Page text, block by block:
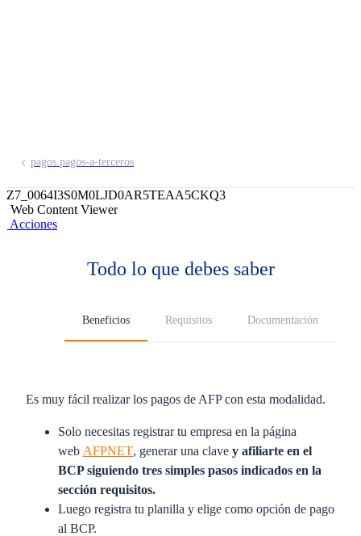
pagos.pagos-a-terceros
Z7_0064I3S0M0LJD0AR5TEAA5CKQ3
Web Content Viewer
Acciones
Todo lo que debes saber
Beneficios Requisitos Documentación
Es muy fácil realizar los pagos de AFP con esta modalidad.
Solo necesitas registrar tu empresa en la página
web AFPNET, generar una clave y afiliarte en el
BCP siguiendo tres simples pasos indicados en la
sección requisitos.
Luego registra tu planilla y elige como opción de pago
al BCP.